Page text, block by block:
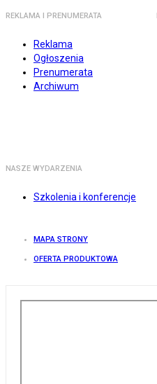
REKLAMA I PRENUMERATA
Reklama
Ogłoszenia
Prenumerata
Archiwum
NASZE WYDARZENIA
Szkolenia i konferencje
MAPA STRONY
OFERTA PRODUKTOWA